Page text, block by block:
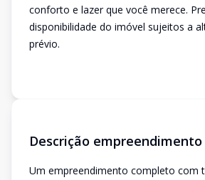
conforto e lazer que você merece.
disponibilidade do imóvel sujeitos a
prévio.
Descrição empreendimento
Um empreendimento completo com